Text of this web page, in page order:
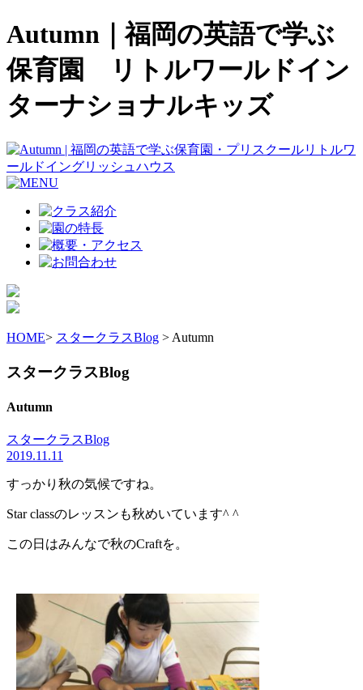
Autumn｜福岡の英語で学ぶ
保育園 リトルワールドイン
ターナショナルキッズ
HOME> スタークラスBlog > Autumn
スタークラスBlog
Autumn
スタークラスBlog
2019.11.11
すっかり秋の気候ですね。
Star classのレッスンも秋めいています^ ^
この日はみんなで秋のCraftを。